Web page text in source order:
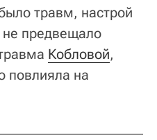
травм, настрой
предвещало
Кобловой,
повлияла на